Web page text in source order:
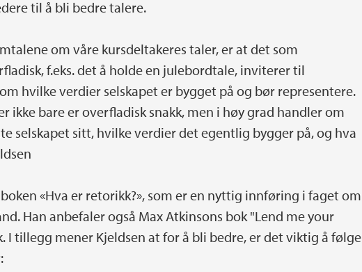
til å bli bedre talere.
om våre kursdeltakeres taler, er at det som
f.eks. det å holde en julebordtale, inviterer til
hvilke verdier selskapet er bygget på og bør representere.
ikke bare er overfladisk snakk, men i høy grad handler om
selskapet sitt, hvilke verdier det egentlig bygger på, og hva
«Hva er retorikk?», som er en nyttig innføring i faget om
Han anbefaler også Max Atkinsons bok "Lend me your
I tillegg mener Kjeldsen at for å bli bedre, er det viktig å følge